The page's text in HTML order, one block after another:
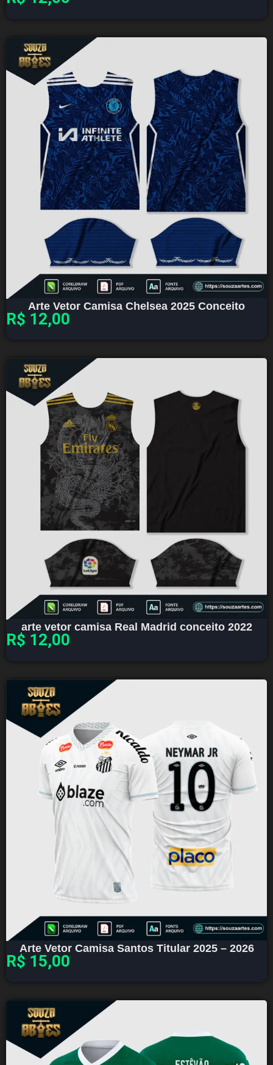
Arte Vetor Camisa Chelsea 2025 Conceito
R$ 12,00
arte vetor camisa Real Madrid conceito 2022
R$ 12,00
Arte Vetor Camisa Santos Titular 2025 – 2026
R$ 15,00